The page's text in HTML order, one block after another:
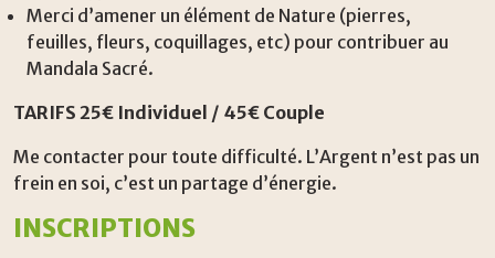
Merci d’amener un élément de Nature (pierres,
feuilles, fleurs, coquillages, etc) pour contribuer au
Mandala Sacré.
TARIFS 25€ Individuel / 45€ Couple
Me contacter pour toute difficulté. L’Argent n’est pas un
frein en soi, c’est un partage d’énergie.
INSCRIPTIONS